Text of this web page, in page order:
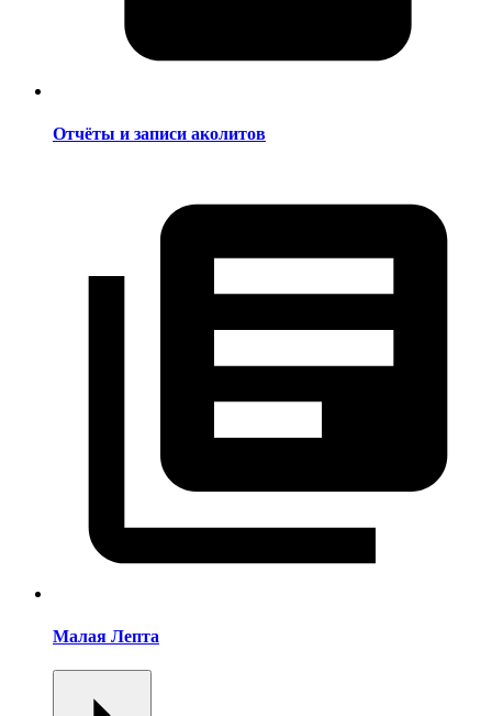
Отчёты и записи аколитов
Малая Лепта